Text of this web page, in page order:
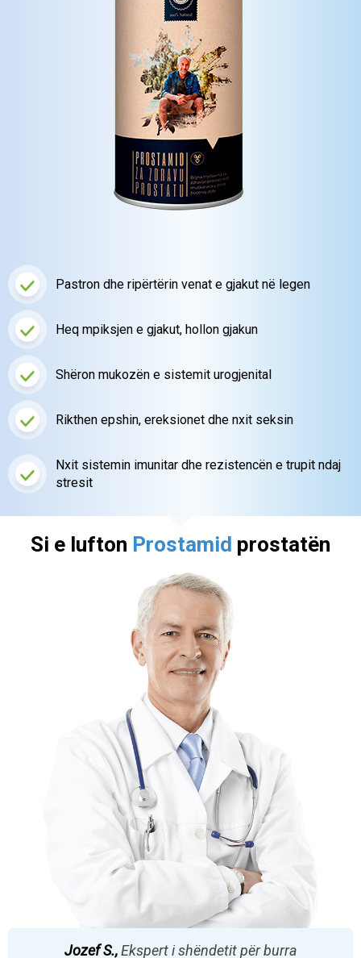
Pastron dhe ripërtërin venat e gjakut në legen
Heq mpiksjen e gjakut, hollon gjakun
Shëron mukozën e sistemit urogjenital
Rikthen epshin, ereksionet dhe nxit seksin
Nxit sistemin imunitar dhe rezistencën e trupit ndaj
stresit
Si e lufton Prostamid prostatën
Jozef S.,Ekspert i shëndetit për burra